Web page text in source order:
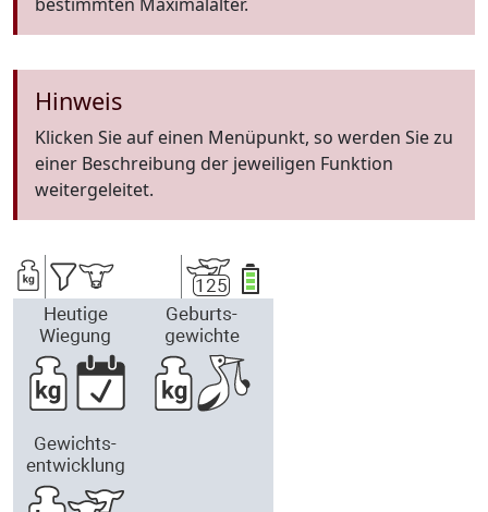
bestimmten Maximalalter.
Hinweis
Klicken Sie auf einen Menüpunkt, so werden Sie zu
einer Beschreibung der jeweiligen Funktion
weitergeleitet.